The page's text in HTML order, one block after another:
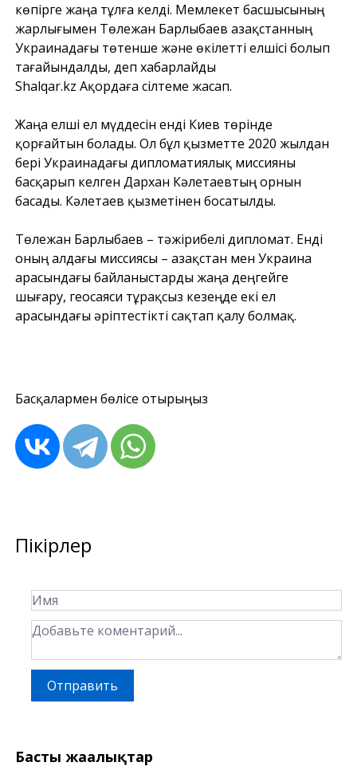
көпірге жаңа тұлға келді. Мемлекет басшысының
жарлығымен Төлежан Барлыбаев Қазақстанның
Украинадағы төтенше және өкілетті елшісі болып
тағайындалды, деп хабарлайды
Shalqar.kz Ақордаға сілтеме жасап.
Жаңа елші ел мүддесін енді Киев төрінде
қорғайтын болады. Ол бұл қызметте 2020 жылдан
бері Украинадағы дипломатиялық миссияны
басқарып келген Дархан Кәлетаевтың орнын
басады. Кәлетаев қызметінен босатылды.
Төлежан Барлыбаев – тәжірибелі дипломат. Енді
оның алдағы миссиясы – Қазақстан мен Украина
арасындағы байланыстарды жаңа деңгейге
шығару, геосаяси тұрақсыз кезеңде екі ел
арасындағы әріптестікті сақтап қалу болмақ.
Басқалармен бөлісе отырыңыз
Пікірлер
Отправить
Басты жаңалықтар